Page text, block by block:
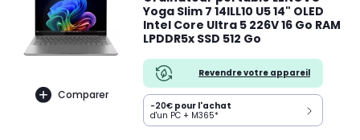
Comparer
Yoga Slim 7 14ILL10 U5 14" OLED
Intel Core Ultra 5 226V 16 Go RAM
LPDDR5x SSD 512 Go
Revendre votre appareil
-20€ pour l'achat
d'un PC + M365*